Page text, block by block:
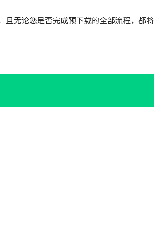
且无论您是否完成预下载的全部流程，都